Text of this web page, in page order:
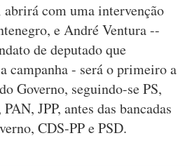
abrirá com uma intervenção
e André Ventura --
de deputado que
campanha - será o primeiro a
Governo, seguindo-se PS,
JPP, antes das bancadas
CDS-PP e PSD.